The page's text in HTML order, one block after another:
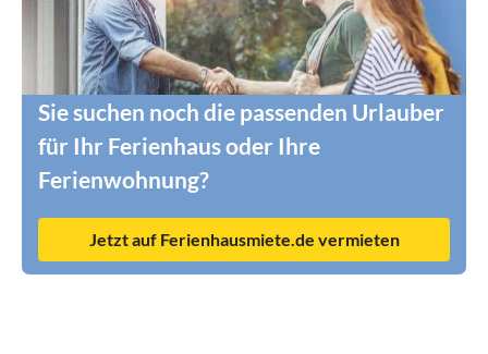
Sie suchen noch die passenden Urlauber
für Ihr Ferienhaus oder Ihre
Ferienwohnung?
Jetzt auf Ferienhausmiete.de vermieten